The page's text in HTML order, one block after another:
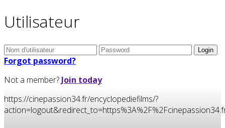
Utilisateur
Forgot password?
Not a member? Join today
https://cinepassion34.fr/encyclopediefilms/?